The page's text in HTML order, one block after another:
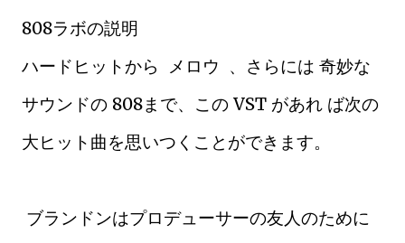
808ラボの説明
ハードヒットから メロウ 、さらには 奇妙な
サウンドの 808まで、この VST があれ ば次の
大ヒット曲を思いつくことができます。
ブランドンはプロデューサーの友人のために